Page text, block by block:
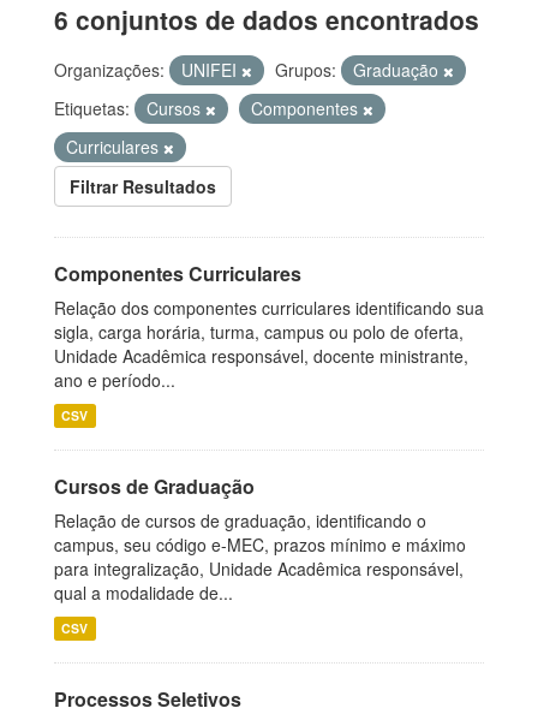
6 conjuntos de dados encontrados
Organizações: UNIFEI Grupos:
Graduação
Etiquetas:
Cursos
Componentes
Curriculares
Filtrar Resultados
Componentes Curriculares
Relação dos componentes curriculares identificando sua
sigla, carga horária, turma, campus ou polo de oferta,
Unidade Acadêmica responsável, docente ministrante,
ano e período...
CSV
Cursos de Graduação
Relação de cursos de graduação, identificando o
campus, seu código e-MEC, prazos mínimo e máximo
para integralização, Unidade Acadêmica responsável,
qual a modalidade de...
CSV
Processos Seletivos